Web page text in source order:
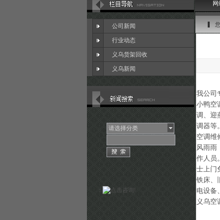
公司新闻
行业动态
义乌货架回收
义乌新闻
请选择分类
网
我公司
小鸭空
调、迎
调器等
空调维
风雨雨
作人员
士上门
铁床、
电设备
义乌
：